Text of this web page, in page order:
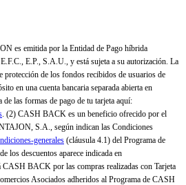
es emitida por la Entidad de Pago híbrida
E.P., S.A.U., y está sujeta a su autorización. La
protección de los fondos recibidos de usuarios de
en una cuenta bancaria separada abierta en
las formas de pago de tu tarjeta aquí:
. (2) CASH BACK es un beneficio ofrecido por el
S.A., según indican las Condiciones
generales (cláusula 4.1) del Programa de
los descuentos aparece indicada en
CASH BACK por las compras realizadas con Tarjeta
Asociados adheridos al Programa de CASH